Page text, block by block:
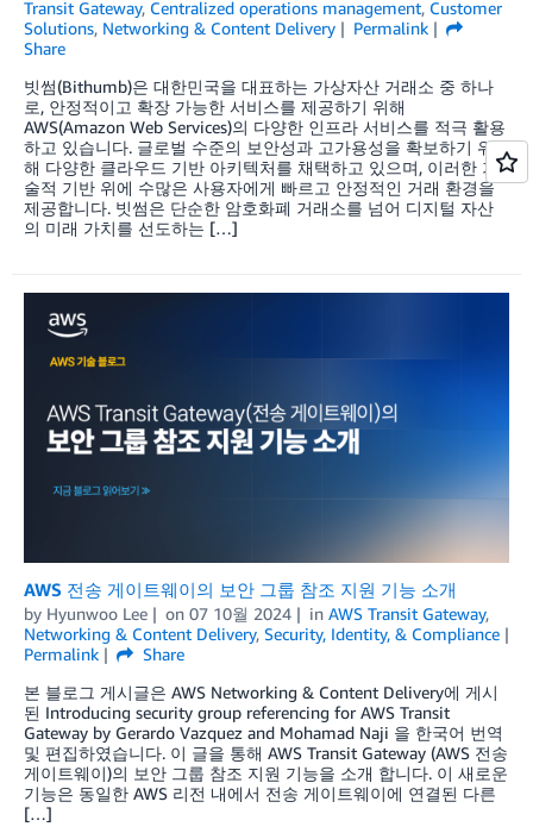
Transit Gateway, Centralized operations management, Customer
Solutions, Networking & Content Delivery
Permalink
Share
빗썸(Bithumb)은 대한민국을 대표하는 가상자산 거래소 중 하나
로, 안정적이고 확장 가능한 서비스를 제공하기 위해
AWS(Amazon Web Services)의 다양한 인프라 서비스를 적극 활용
하고 있습니다. 글로벌 수준의 보안성과 고가용성을 확보하기 위
해 다양한 클라우드 기반 아키텍처를 채택하고 있으며, 이러한 기
술적 기반 위에 수많은 사용자에게 빠르고 안정적인 거래 환경을
제공합니다. 빗썸은 단순한 암호화폐 거래소를 넘어 디지털 자산
의 미래 가치를 선도하는 […]
AWS 전송 게이트웨이의 보안 그룹 참조 지원 기능 소개
by Hyunwoo Lee on 07 10월 2024 in AWS Transit Gateway,
Networking & Content Delivery, Security, Identity, & Compliance
Permalink
Share
본 블로그 게시글은 AWS Networking & Content Delivery에 게시
된 Introducing security group referencing for AWS Transit
Gateway by Gerardo Vazquez and Mohamad Naji 을 한국어 번역
및 편집하였습니다. 이 글을 통해 AWS Transit Gateway (AWS 전송
게이트웨이)의 보안 그룹 참조 지원 기능을 소개 합니다. 이 새로운
기능은 동일한 AWS 리전 내에서 전송 게이트웨이에 연결된 다른
[…]